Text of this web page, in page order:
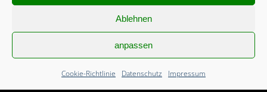
Ablehnen
anpassen
Cookie-Richtlinie Datenschutz Impressum
START